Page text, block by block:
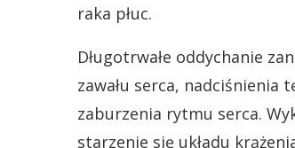
raka płuc.
Długotrwałe oddychanie
zawału serca,
zaburzenia rytmu serca.
starzenie się układu